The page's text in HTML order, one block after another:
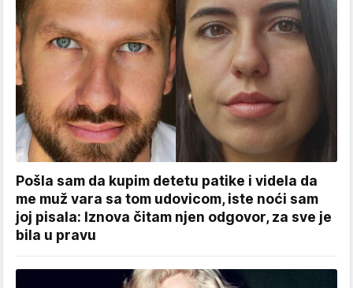
Pošla sam da kupim detetu patike i videla da
me muž vara sa tom udovicom, iste noći sam
joj pisala: Iznova čitam njen odgovor, za sve je
bila u pravu